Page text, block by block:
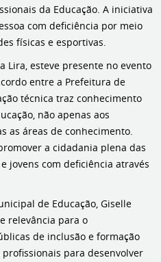
da Educação. A iniciativa
com deficiência por meio
físicas e esportivas.
Lira, esteve presente no evento
entre a Prefeitura de
técnica traz conhecimento
não apenas aos
as áreas de conhecimento.
a cidadania plena das
jovens com deficiência através
de Educação, Giselle
relevância para o
de inclusão e formação
para desenvolver